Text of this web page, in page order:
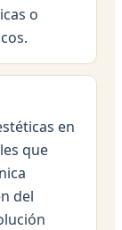
o
en
que
del